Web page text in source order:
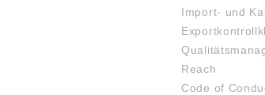
Import- und
Reach
Code of